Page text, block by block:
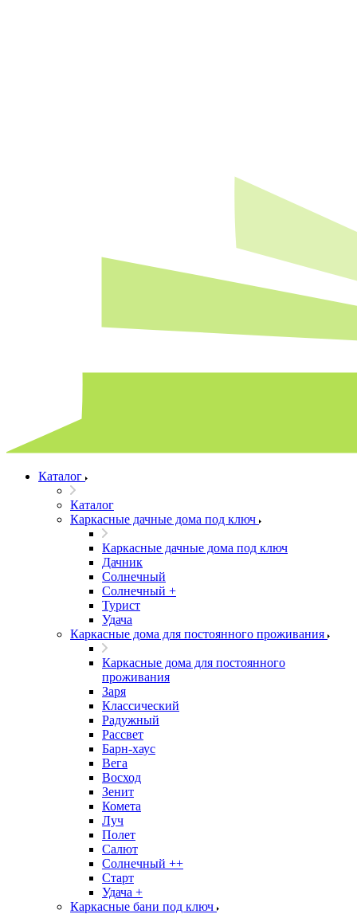
Каталог
Каталог
Каркасные дачные дома под ключ
Каркасные дачные дома под ключ
Дачник
Солнечный
Солнечный +
Турист
Удача
Каркасные дома для постоянного проживания
Каркасные дома для постоянного
проживания
Заря
Классический
Радужный
Рассвет
Барн-хаус
Вега
Восход
Зенит
Комета
Луч
Полет
Салют
Солнечный ++
Старт
Удача +
Каркасные бани под ключ